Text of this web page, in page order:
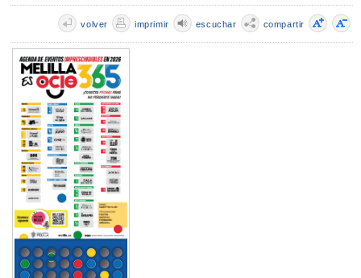
compartir
escuchar
imprimir
volver